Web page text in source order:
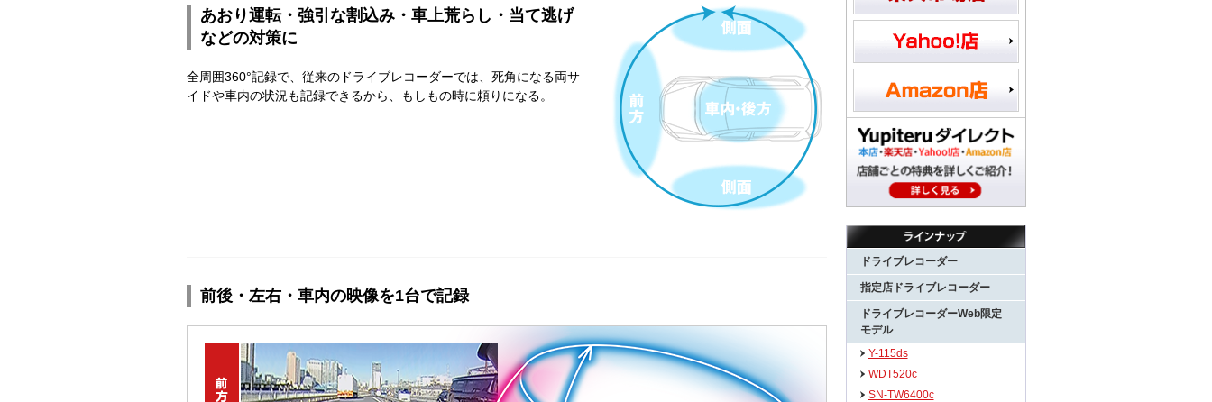
あおり運転・強引な割込み・車上荒らし・当て逃げ
などの対策に
全周囲360°記録で、従来のドライブレコーダーでは、死角になる両サ
イドや車内の状況も記録できるから、もしもの時に頼りになる。
前後・左右・車内の映像を1台で記録
ドライブレコーダー
指定店ドライブレコーダー
ドライブレコーダーWeb限定
モデル
Y-115ds
WDT520c
SN-TW6400c